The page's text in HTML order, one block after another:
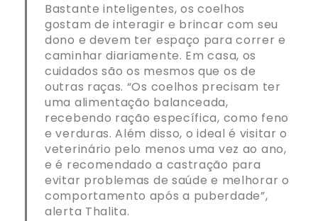
Bastante inteligentes, os coelhos
gostam de interagir e brincar com seu
dono e devem ter espaço para correr e
caminhar diariamente. Em casa, os
cuidados são os mesmos que os de
outras raças. “Os coelhos precisam ter
uma alimentação balanceada,
recebendo ração específica, como feno
e verduras. Além disso, o ideal é visitar o
veterinário pelo menos uma vez ao ano,
e é recomendado a castração para
evitar problemas de saúde e melhorar o
comportamento após a puberdade”,
alerta Thalita.